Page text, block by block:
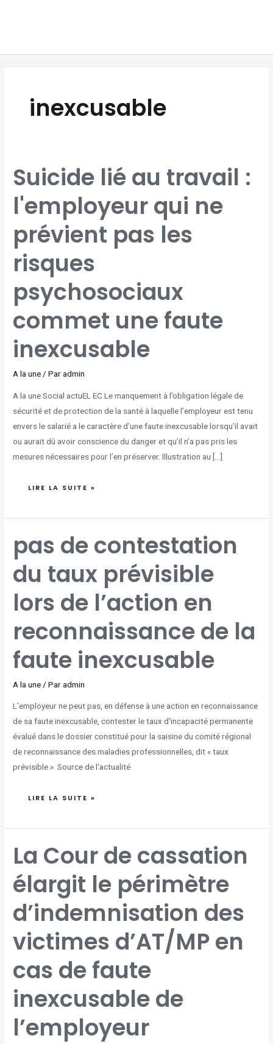
inexcusable
Suicide lié au travail :
l'employeur qui ne
prévient pas les
risques
psychosociaux
commet une faute
inexcusable
A la une/ Paradmin
A la une Social actuEL EC Le manquement à l’obligation légale de
sécurité et de protection de la santé à laquelle l’employeur est tenu
envers le salarié a le caractère d’une faute inexcusable lorsqu’il avait
ou aurait dû avoir conscience du danger et qu’il n’a pas pris les
mesures nécessaires pour l’en préserver. Illustration au […]
SUICIDE
LIÉ
TRAVAIL
L'EMPLOYEUR
QUI
NE
PRÉVIENT
LES
RISQUES
PSYCHOSOCIAUX
COMMET
FAUTE
INEXCUSABLE
LIRE LA SUITE »
pas de contestation
du taux prévisible
lors de l’action en
reconnaissance de la
faute inexcusable
A la une / Paradmin
L’employeur ne peut pas, en défense à une action en reconnaissance
de sa faute inexcusable, contester le taux d’incapacité permanente
évalué dans le dossier constitué pour la saisine du comité régional
de reconnaissance des maladies professionnelles, dit « taux
prévisible ». Source de l’actualité
DE
CONTESTATION
DU
LORS
DE
L’ACTION
RECONNAISSANCE
DE
LA
FAUTE
LIRE LA SUITE »
La Cour de cassation
élargit le périmètre
d’indemnisation des
victimes d’AT/MP en
cas de faute
inexcusable de
l’employeur
COUR
DE
CASSATION
LE
PÉRIMÈTRE
D’INDEMNISATION
DES
VICTIMES
D’AT/MP
EN
DE
INEXCUSABLE
DE
L’EMPLOYEUR